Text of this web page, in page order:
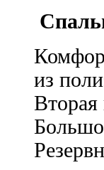
из
Вторая